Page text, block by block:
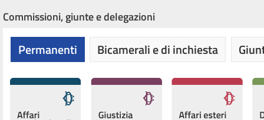
Commissioni, giunte e delegazioni
Permanenti Bicamerali e di inchiesta